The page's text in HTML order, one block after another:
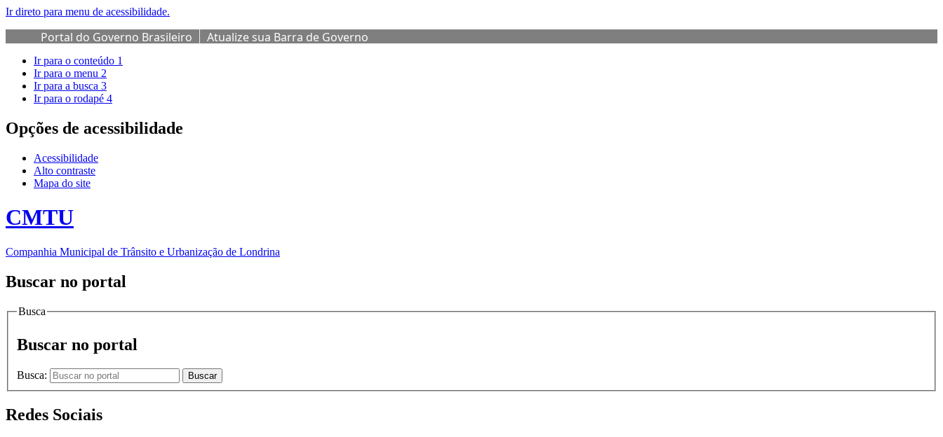
Ir direto para menu de acessibilidade.
Portal do Governo Brasileiro Atualize sua Barra de Governo
Ir para o conteúdo 1
Ir para o menu 2
Ir para a busca 3
Ir para o rodapé 4
Opções de acessibilidade
Acessibilidade
Alto contraste
Mapa do site
CMTU
Companhia Municipal de Trânsito e Urbanização de Londrina
Buscar no portal
Busca
Buscar no portal
Busca: Buscar
Redes Sociais